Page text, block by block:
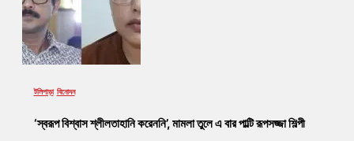
টলিপাড়া বিনোদন
‘স্বরূপ বিশ্বাস শ্লীলতাহানি করেননি’, মামলা তুলে এ বার পাল্টি রূপসজ্জা শিল্পী